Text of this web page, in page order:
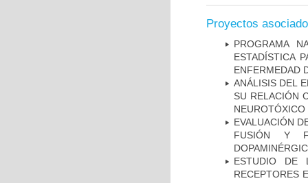
Proyectos
PROGRAMA
ESTADÍSTICA
ENFERMEDAD
ANÁLISIS DEL
SU RELACIÓN
NEUROTÓXICO
EVALUACIÓN
FUSIÓN Y
ESTUDIO DE
RECEPTORES